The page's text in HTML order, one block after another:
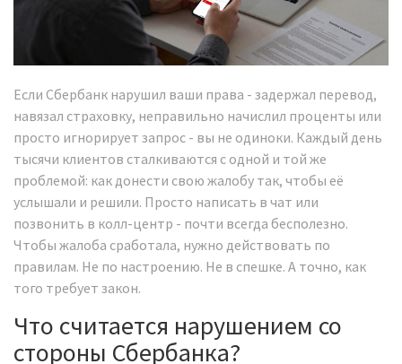
Если Сбербанк нарушил ваши права - задержал перевод,
навязал страховку, неправильно начислил проценты или
просто игнорирует запрос - вы не одиноки. Каждый день
тысячи клиентов сталкиваются с одной и той же
проблемой: как донести свою жалобу так, чтобы её
услышали и решили. Просто написать в чат или
позвонить в колл-центр - почти всегда бесполезно.
Чтобы жалоба сработала, нужно действовать по
правилам. Не по настроению. Не в спешке. А точно, как
того требует закон.
Что считается нарушением со
стороны Сбербанка?